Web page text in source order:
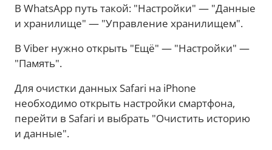
В WhatsApp путь такой: "Настройки" — "Данные
и хранилище" — "Управление хранилищем".
В Viber нужно открыть "Ещё" — "Настройки" —
"Память".
Для очистки данных Safari на iPhone
необходимо открыть настройки смартфона,
перейти в Safari и выбрать "Очистить историю
и данные".